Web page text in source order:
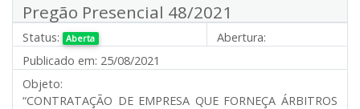
Pregão Presencial 48/2021
Status: Aberta
Abertura:
Publicado em: 25/08/2021
Objeto:
“CONTRATAÇÃO DE EMPRESA QUE FORNEÇA ÁRBITROS